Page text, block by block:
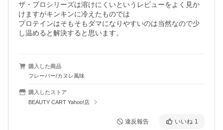
ザ・プロシリーズは溶けにくいというレビューをよく見か
けますがキンキンに冷えたものでは
プロテインはそもそもダマになりやすいのは当然なので少
購入した商品
フレーバー/カヌレ風味
購入したストア
BEAUTY CART Yahoo!店
違反報告 いいね 1